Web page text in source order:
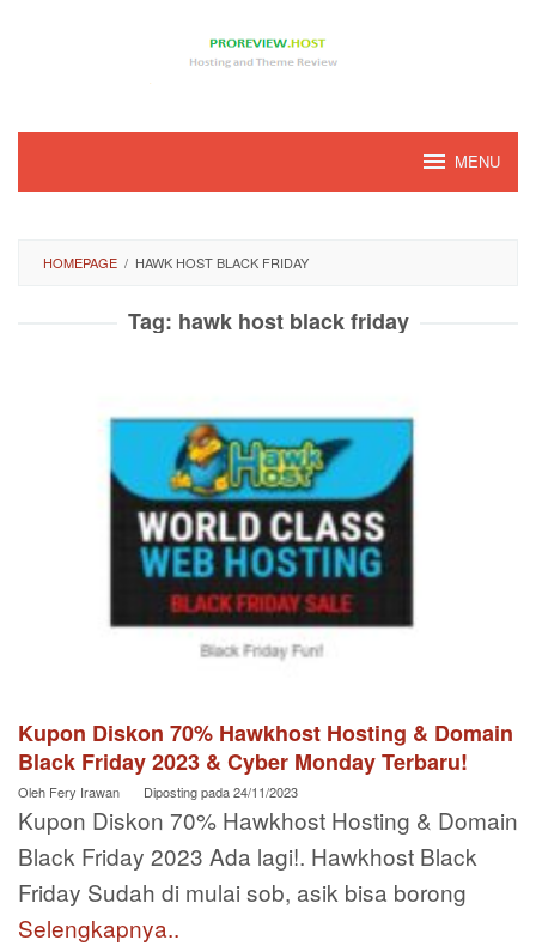
MENU
HOMEPAGE / HAWK HOST BLACK FRIDAY
Tag: hawk host black friday
Kupon Diskon 70% Hawkhost Hosting & Domain
Black Friday 2023 & Cyber Monday Terbaru!
Oleh Fery Irawan Diposting pada24/11/2023
Kupon Diskon 70% Hawkhost Hosting & Domain
Black Friday 2023 Ada lagi!. Hawkhost Black
Friday Sudah di mulai sob, asik bisa borong
Selengkapnya..